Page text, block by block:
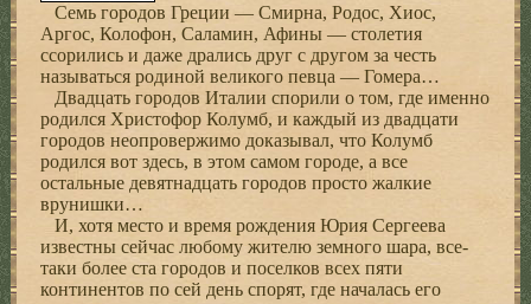
Семь городов Греции — Смирна, Родос, Хиос,
Аргос, Колофон, Саламин, Афины — столетия
ссорились и даже дрались друг с другом за честь
называться родиной великого певца — Гомера…
Двадцать городов Италии спорили о том, где именно
родился Христофор Колумб, и каждый из двадцати
городов неопровержимо доказывал, что Колумб
родился вот здесь, в этом самом городе, а все
остальные девятнадцать городов просто жалкие
врунишки…
И, хотя место и время рождения Юрия Сергеева
известны сейчас любому жителю земного шара, все-
таки более ста городов и поселков всех пяти
континентов по сей день спорят, где началась его